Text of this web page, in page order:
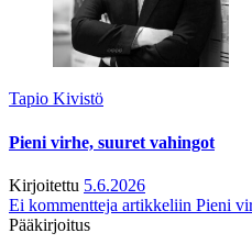
Tapio Kivistö
Pieni virhe, suuret vahingot
Kirjoitettu 5.6.2026
Ei kommentteja artikkeliin Pieni
Pääkirjoitus